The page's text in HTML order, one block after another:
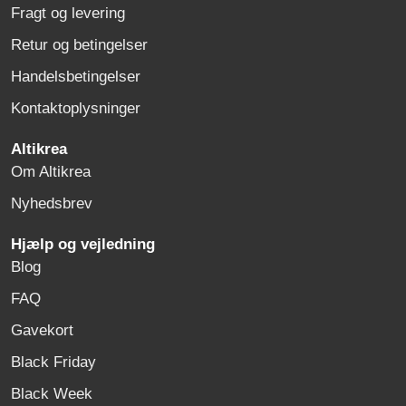
Fragt og levering
Retur og betingelser
Handelsbetingelser
Kontaktoplysninger
Altikrea
Om Altikrea
Nyhedsbrev
Hjælp og vejledning
Blog
FAQ
Gavekort
Black Friday
Black Week